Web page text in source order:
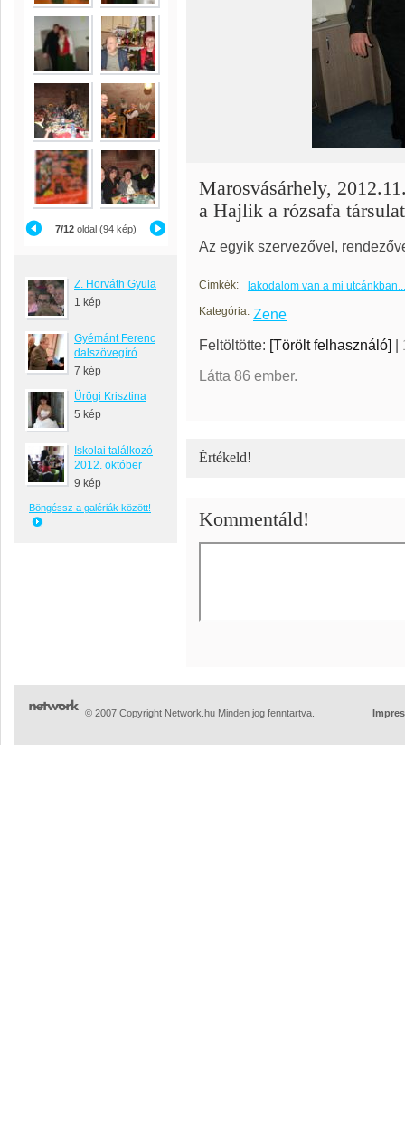
7/12 oldal (94 kép)
Z. Horváth Gyula
1 kép
Gyémánt Ferenc
dalszövegíró
7 kép
Ürögi Krisztina
5 kép
Iskolai találkozó
2012. október
9 kép
Böngéssz a galériák között!
Marosvásárhely,
a Hajlik a rózsafa
Az egyik szervezővel,
Címkék:
lakodalom van a mi
Kategória: Zene
Feltöltötte: [Törölt felhasználó] |
Látta 86 ember.
Értékeld!
Kommentáld!
© 2007 Copyright Network.hu Minden jog fenntartva.